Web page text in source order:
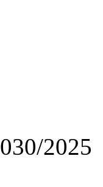
030/2025